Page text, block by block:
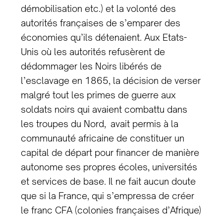
démobilisation etc.) et la volonté des
autorités françaises de s’emparer des
économies qu’ils détenaient. Aux Etats-
Unis où les autorités refusèrent de
dédommager les Noirs libérés de
l’esclavage en 1865, la décision de verser
malgré tout les primes de guerre aux
soldats noirs qui avaient combattu dans
les troupes du Nord, avait permis à la
communauté africaine de constituer un
capital de départ pour financer de manière
autonome ses propres écoles, universités
et services de base. Il ne fait aucun doute
que si la France, qui s’empressa de créer
le franc CFA (colonies françaises d’Afrique)